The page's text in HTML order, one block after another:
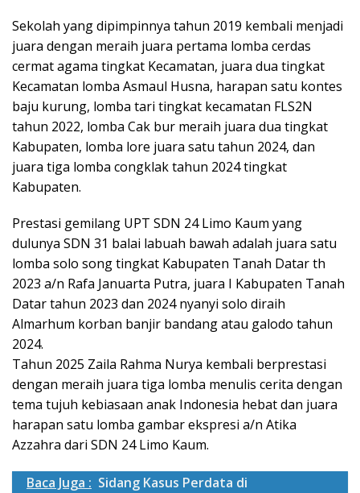
Sekolah yang dipimpinnya tahun 2019 kembali menjadi
juara dengan meraih juara pertama lomba cerdas
cermat agama tingkat Kecamatan, juara dua tingkat
Kecamatan lomba Asmaul Husna, harapan satu kontes
baju kurung, lomba tari tingkat kecamatan FLS2N
tahun 2022, lomba Cak bur meraih juara dua tingkat
Kabupaten, lomba lore juara satu tahun 2024, dan
juara tiga lomba congklak tahun 2024 tingkat
Kabupaten.
Prestasi gemilang UPT SDN 24 Limo Kaum yang
dulunya SDN 31 balai labuah bawah adalah juara satu
lomba solo song tingkat Kabupaten Tanah Datar th
2023 a/n Rafa Januarta Putra, juara I Kabupaten Tanah
Datar tahun 2023 dan 2024 nyanyi solo diraih
Almarhum korban banjir bandang atau galodo tahun
2024.
Tahun 2025 Zaila Rahma Nurya kembali berprestasi
dengan meraih juara tiga lomba menulis cerita dengan
tema tujuh kebiasaan anak Indonesia hebat dan juara
harapan satu lomba gambar ekspresi a/n Atika
Azzahra dari SDN 24 Limo Kaum.
Baca Juga : Sidang Kasus Perdata di